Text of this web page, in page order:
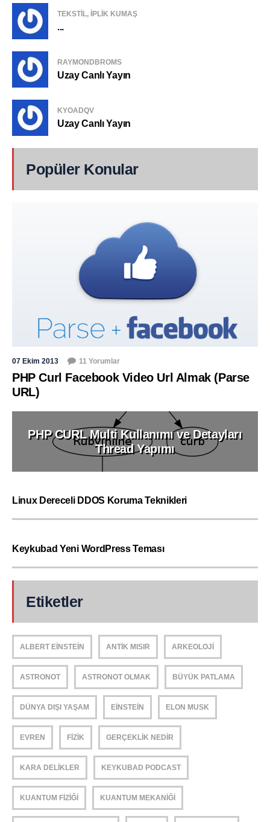
TEKSTIL, IPLIK KUMAŞ
...
RAYMONDBROMS
Uzay Canlı Yayın
KYOADQV
Uzay Canlı Yayın
Popüler Konular
07 Ekim 2013 11 Yorumlar
PHP Curl Facebook Video Url Almak (Parse
URL)
PHP CURL Multi Kullanımı ve Detayları
Thread Yapımı
Linux Dereceli DDOS Koruma Teknikleri
Keykubad Yeni WordPress Teması
Etiketler
ALBERT EINSTEIN ANTIK MISIR ARKEOLOJI
ASTRONOT ASTRONOT OLMAK BÜYÜK PATLAMA
DÜNYA DIŞI YAŞAM EINSTEIN ELON MUSK
EVREN FIZIK GERÇEKLIK NEDIR
KARA DELIKLER KEYKUBAD PODCAST
KUANTUM FIZIĞI KUANTUM MEKANIĞI